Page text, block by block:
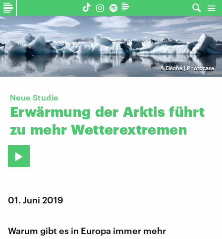
©Elsone | Photocase
Neue Studie
Erwärmung der Arktis führt
zu mehr Wetterextremen
01. Juni 2019
Warum gibt es in Europa immer mehr